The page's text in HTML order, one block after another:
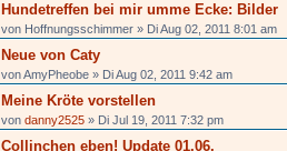
Hundetreffen bei mir umme Ecke: Bilder
von Hoffnungsschimmer » Di Aug 02, 2011 8:01 am
Neue von Caty
vonAmyPheobe » Di Aug 02, 2011 9:42 am
Meine Kröte vorstellen
von danny2525 » Di Jul 19, 2011 7:32 pm
Collinchen eben! Update 01.06.